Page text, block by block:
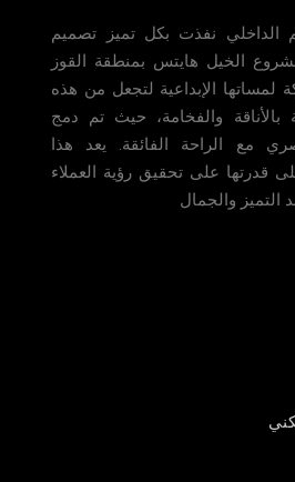
نفذت بكل تميز تصميم
الخيل هايتس بمنطقة القوز
الإبداعية لتجعل من هذه
والفخامة، حيث تم دمج
مع الراحة الفائقة. يعد هذا
قدرتها على تحقيق رؤية العملاء
التميز والجمال